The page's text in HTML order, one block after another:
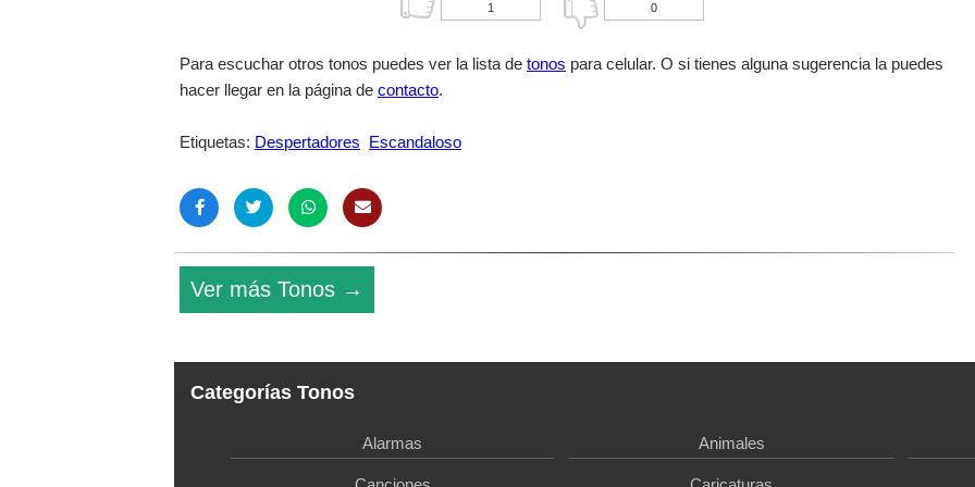
1 0
Para escuchar otros tonos puedes ver la lista de tonos para celular. O si tienes alguna sugerencia la puedes
hacer llegar en la página de contacto.
Etiquetas: Despertadores Escandaloso
Ver más Tonos →
Categorías Tonos
Alarmas Animales